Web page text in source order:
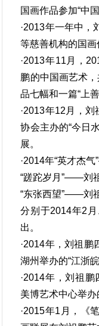
国画作品参加“中
·2013年一年中，
等慈善机构的国画
·2013年11月，
鹏的中国画艺术
品七幅和一篇“上
·2013年12月，
协会主办的“今日
展。
·2014年“英才杰
“蹉跎岁月”——刘
“东张西望”——刘
分别于2014年2
出。
·2014年，刘祖鹏
湖州举办的“江浙
·2014年，刘祖
美博艺术中心举办
·2015年1月，《